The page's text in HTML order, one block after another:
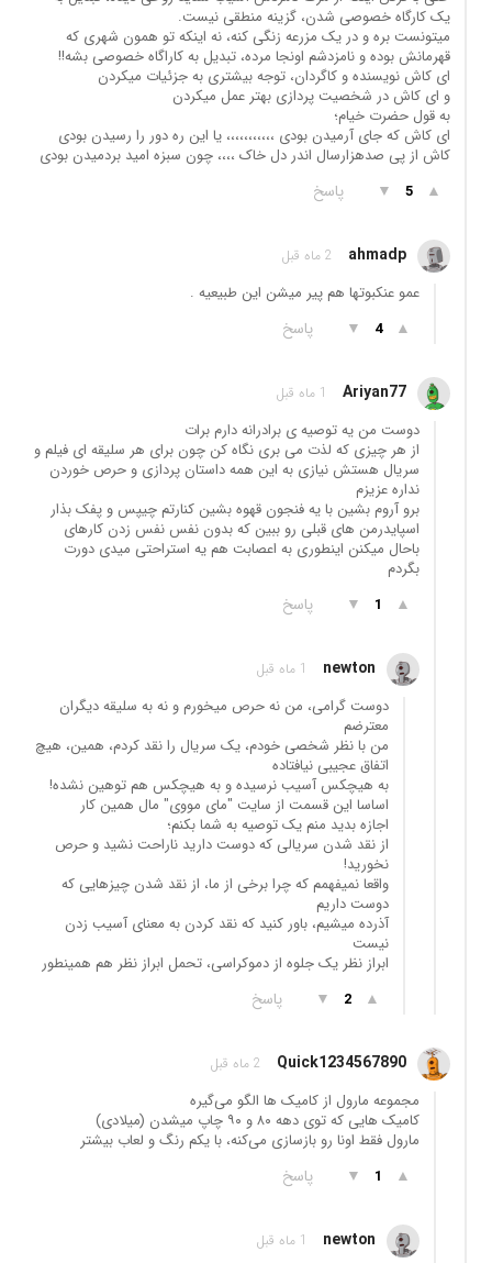
یک کارگاه خصوصی شدن، گزینه منطقی نیست.
میتونست بره و در یک مزرعه زنگی کنه، نه اینکه تو همون شهری که
قهرمانش بوده و نامزدشم اونجا مرده، تبدیل به کاراگاه خصوصی بشه!!
ای کاش نویسنده و کاگردان، توجه بیشتری به جزئیات میکردن
و ای کاش در شخصیت پردازی بهتر عمل میکردن
به قول حضرت خیام؛
ای کاش که جای آرمیدن بودی ،،،،،،،،،،، یا این ره دور را رسیدن بودی
کاش از پی صدهزارسال اندر دل خاک ،،،، چون سبزه امید بردمیدن بودی
▲
5
▼ پاسخ
ahmadp 2 ماه قبل
عمو عنکبوتها هم پیر میشن این طبیعیه .
▲
4
▼ پاسخ
Ariyan77 1 ماه قبل
دوست من یه توصیه ی برادرانه دارم برات
از هر چیزی که لذت می بری نگاه کن چون برای هر سلیقه ای فیلم و
سریال هستش نیازی به این همه داستان پردازی و حرص خوردن
نداره عزیزم
برو آروم بشین با یه فنجون قهوه بشین کنارتم چیپس و پفک بذار
اسپایدرمن های قبلی رو ببین که بدون نفس نفس زدن کارهای
باحال میکنن اینطوری به اعصابت هم یه استراحتی میدی دورت
بگردم
▲
1
▼ پاسخ
newton 1 ماه قبل
دوست گرامی، من نه حرص میخورم و نه به سلیقه دیگران
معترضم
من با نظر شخصی خودم، یک سریال را نقد کردم، همین، هیچ
اتفاق عجیبی نیافتاده
به هیچکس آسیب نرسیده و به هیچکس هم توهین نشده!
اساسا این قسمت از سایت "مای مووی" مال همین کار
اجازه بدید منم یک توصیه به شما بکنم؛
از نقد شدن سریالی که دوست دارید ناراحت نشید و حرص
نخورید!
واقعا نمیفهمم که چرا برخی از ما، از نقد شدن چیزهایی که
دوست داریم
آذرده میشیم، باور کنید که نقد کردن به معنای آسیب زدن
نیست
ابراز نظر یک جلوه از دموکراسی، تحمل ابراز نظر هم همینطور
▲
2
▼ پاسخ
Quick1234567890 2 ماه قبل
مجموعه مارول از کامیک ها الگو می‌گیره
کامیک هایی که توی دهه ٨٠ و ٩٠ چاپ میشدن (میلادی)
مارول فقط اونا رو بازسازی می‌کنه، با یکم رنگ و لعاب بیشتر
▲
1
▼ پاسخ
newton 1 ماه قبل